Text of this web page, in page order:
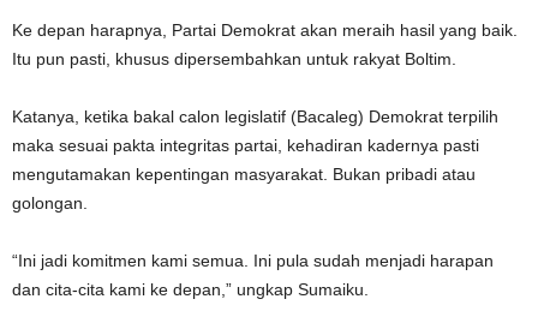
Ke depan harapnya, Partai Demokrat akan meraih hasil yang baik.
Itu pun pasti, khusus dipersembahkan untuk rakyat Boltim.
Katanya, ketika bakal calon legislatif (Bacaleg) Demokrat terpilih
maka sesuai pakta integritas partai, kehadiran kadernya pasti
mengutamakan kepentingan masyarakat. Bukan pribadi atau
golongan.
“Ini jadi komitmen kami semua. Ini pula sudah menjadi harapan
dan cita-cita kami ke depan,” ungkap Sumaiku.